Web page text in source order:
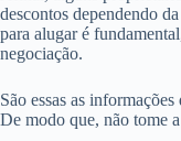
descontos dependendo
para alugar é
negociação.
São essas as
De modo que, não tome